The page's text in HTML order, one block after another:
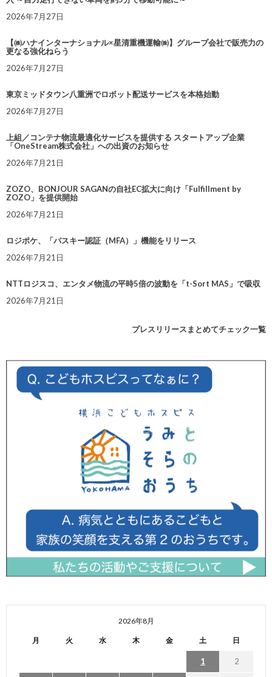
2026年7月27日
【㈱ハナインターナショナル×星清重機運輸㈱】グループ会社で販売力の
更なる強化ねらう
2026年7月27日
東京ミッドタウン八重洲でロボット配送サービスを本格始動
2026年7月27日
上組／コンテナ物流最適化サービスを提供する スタートアップ企業
「OneStream株式会社」への出資のお知らせ
2026年7月21日
ZOZO、BONJOUR SAGANの自社EC拡大に向け「Fulfillment by
ZOZO」を提供開始
2026年7月21日
ロジポケ、「パスキー認証（MFA）」機能をリリース
2026年7月21日
NTTロジスコ、エンタメ物流の平時5倍の波動を「t-Sort MAS」で吸収
2026年7月21日
プレスリリースまとめてチェック一覧
2026年8月
月 火 水 木 金 土 日
1 2